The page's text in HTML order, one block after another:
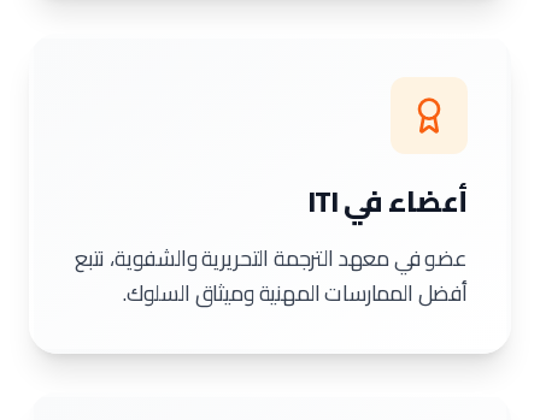
أعضاء في ITI
عضو في معهد الترجمة التحريرية والشفوية، نتبع
أفضل الممارسات المهنية وميثاق السلوك.